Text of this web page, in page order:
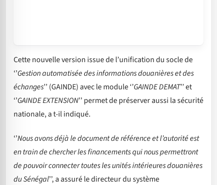
Cette nouvelle version issue de l’unification du socle de
‘’Gestion automatisée des informations douanières et des
échanges’’ (GAINDE) avec le module ‘’GAINDE DEMAT’’ et
‘’GAINDE EXTENSION’’ permet de préserver aussi la sécurité
nationale, a t-il indiqué.
‘’Nous avons déjà le document de référence et l’autorité est
en train de chercher les financements qui nous permettront
de pouvoir connecter toutes les unités intérieures douanières
du Sénégal’’, a assuré le directeur du système